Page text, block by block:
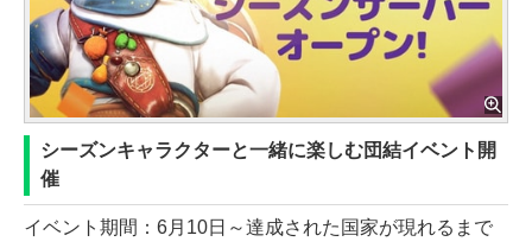
シーズンキャラクターと一緒に楽しむ団結イベント開
催
イベント期間：6月10日～達成された国家が現れるまで